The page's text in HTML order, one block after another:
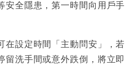
零售額連升14個月 珠寶鐘錶銷售升勢
安全隱患，第一時間向用戶手
在設定時間「主動問安」，若
留洗手間或意外跌倒，將立即